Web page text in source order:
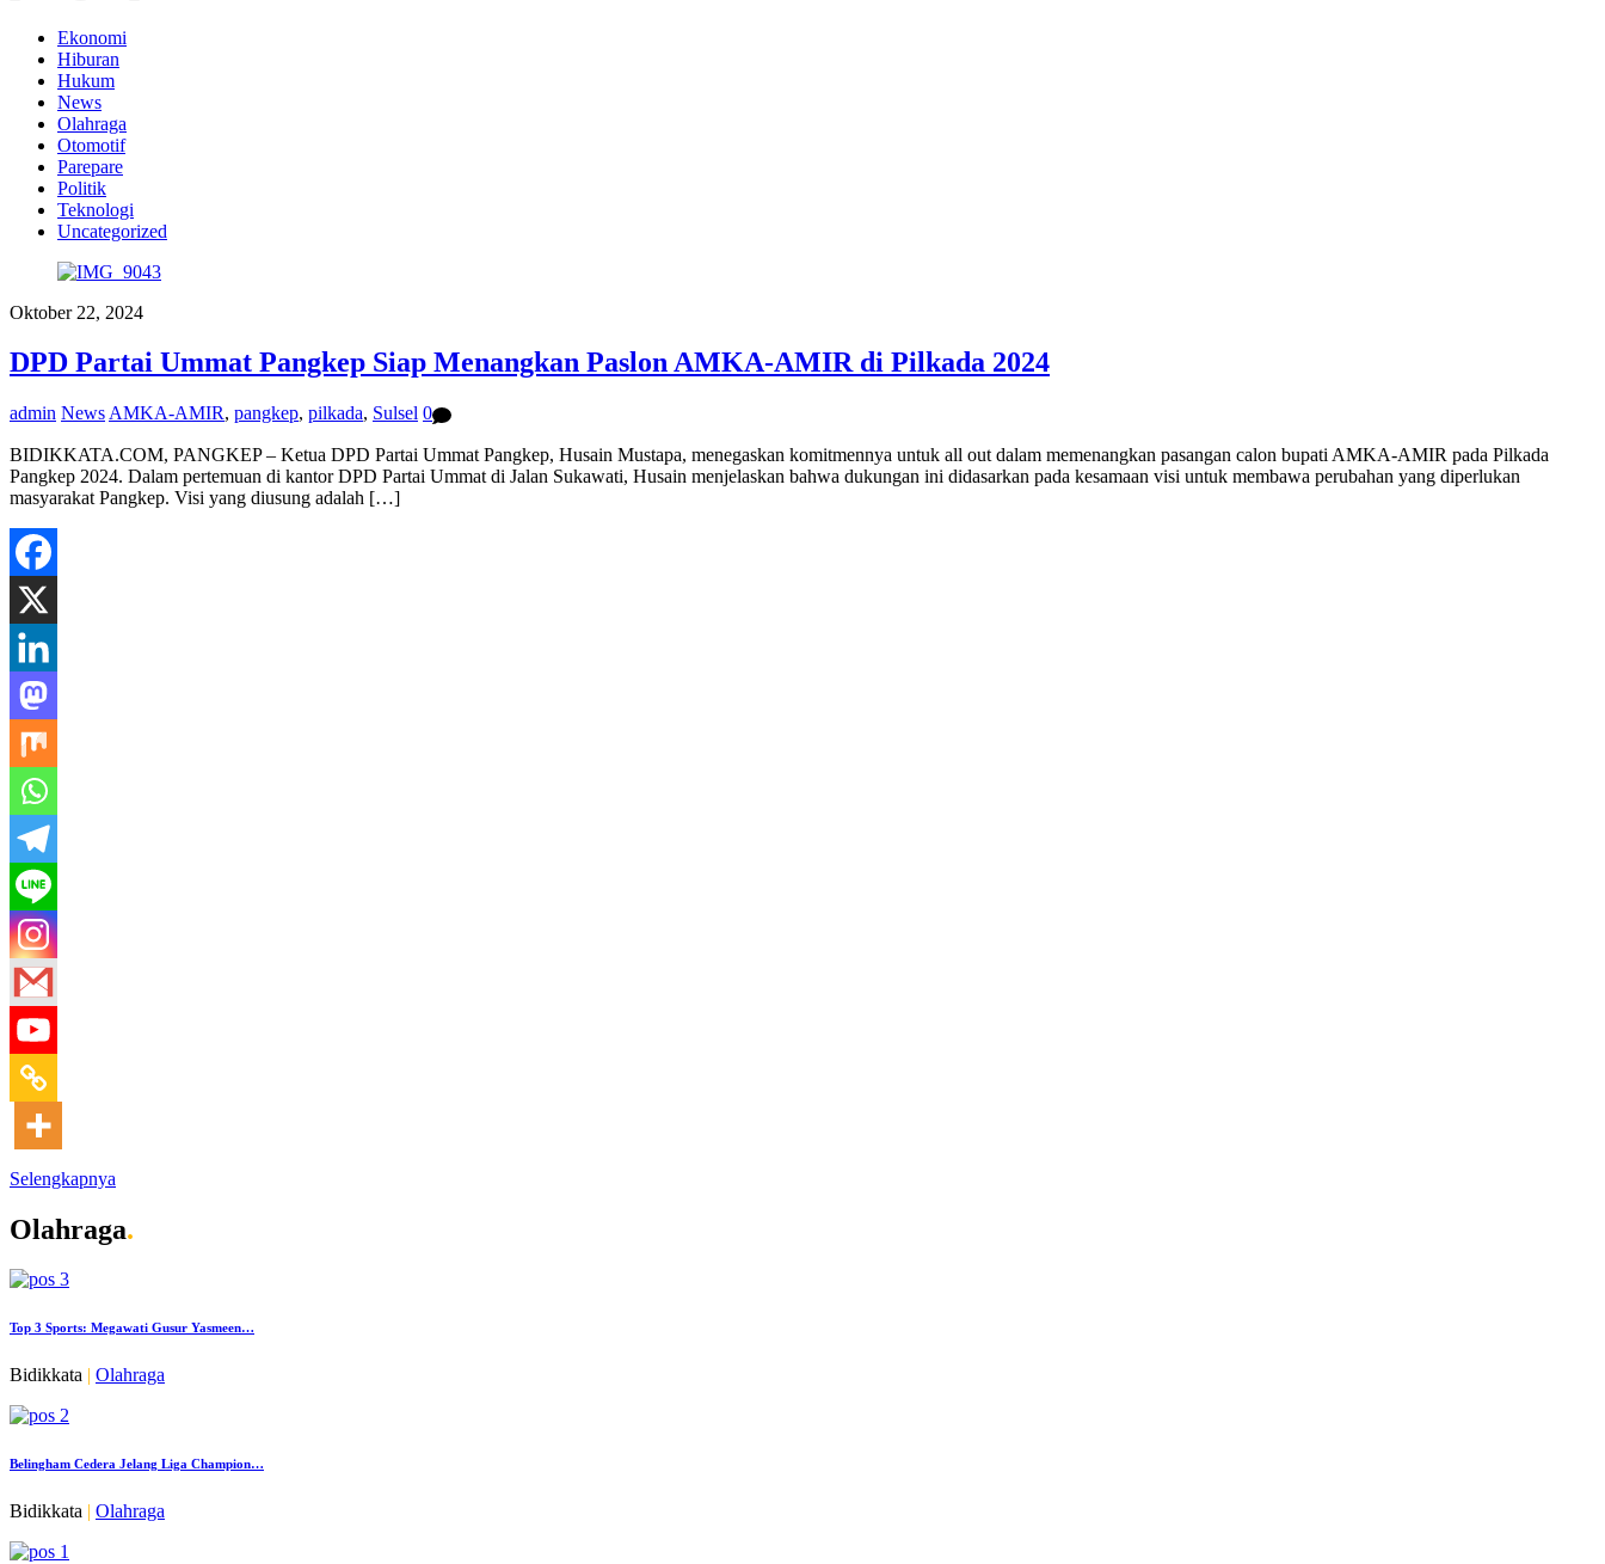
Ekonomi
Hiburan
Hukum
News
Olahraga
Otomotif
Parepare
Politik
Teknologi
Uncategorized
Oktober 22, 2024
DPD Partai Ummat Pangkep Siap Menangkan Paslon AMKA-AMIR di Pilkada 2024
admin News AMKA-AMIR, pangkep, pilkada, Sulsel 0
BIDIKKATA.COM, PANGKEP – Ketua DPD Partai Ummat Pangkep, Husain Mustapa, menegaskan komitmennya untuk all out dalam memenangkan pasangan calon bupati AMKA-AMIR pada Pilkada
Pangkep 2024. Dalam pertemuan di kantor DPD Partai Ummat di Jalan Sukawati, Husain menjelaskan bahwa dukungan ini didasarkan pada kesamaan visi untuk membawa perubahan yang diperlukan
masyarakat Pangkep. Visi yang diusung adalah […]
Selengkapnya
Olahraga.
Top 3 Sports: Megawati Gusur Yasmeen…
Bidikkata | Olahraga
Belingham Cedera Jelang Liga Champion…
Bidikkata | Olahraga